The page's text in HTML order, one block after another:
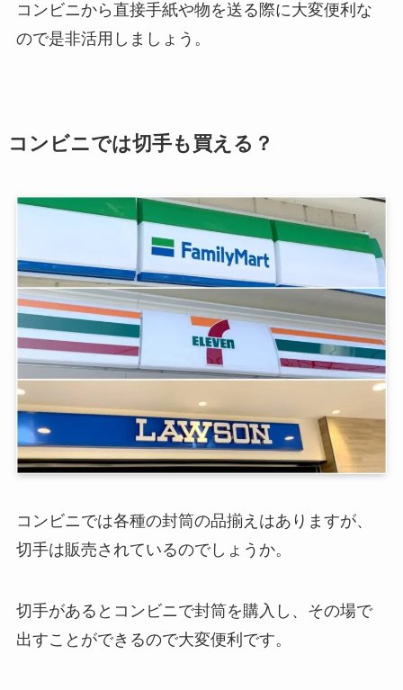
コンビニから直接手紙や物を送る際に大変便利な
ので是非活用しましょう。
コンビニでは切手も買える？
コンビニでは各種の封筒の品揃えはありますが、
切手は販売されているのでしょうか。
切手があるとコンビニで封筒を購入し、その場で
出すことができるので大変便利です。